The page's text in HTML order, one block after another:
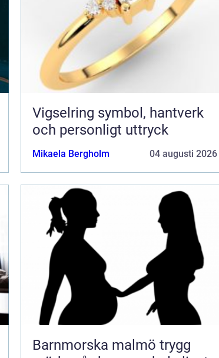
Vigselring symbol, hantverk
och personligt uttryck
Mikaela Bergholm 04 augusti 2026
Barnmorska malmö trygg